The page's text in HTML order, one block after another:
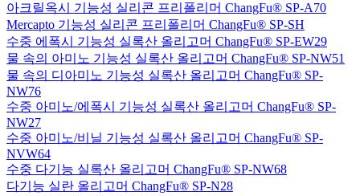
아크릴옥시 기능성 실리콘 프리폴리머 ChangFu® SP-A70
Mercapto 기능성 실리콘 프리폴리머 ChangFu® SP-SH
수중 에폭시 기능성 실록산 올리고머 ChangFu® SP-EW29
물 속의 아미노 기능성 실록산 올리고머 ChangFu® SP-NW51
물 속의 디아미노 기능성 실록산 올리고머 ChangFu® SP-
NW76
수중 아미노/에폭시 기능성 실록산 올리고머 ChangFu® SP-
NW27
수중 아미노/비닐 기능성 실록산 올리고머 ChangFu® SP-
NVW64
수중 다기능 실록산 올리고머 ChangFu® SP-NW68
다기능 실란 올리고머 ChangFu® SP-N28